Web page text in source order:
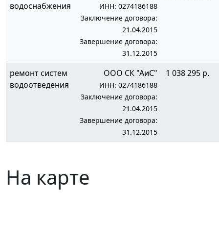
водоснабжения
ИНН: 0274186188
Заключение договора:
21.04.2015
Завершение договора:
31.12.2015
ремонт систем
водоотведения
ООО СК "АиС"
ИНН: 0274186188
Заключение договора:
21.04.2015
Завершение договора:
31.12.2015
1 038 295 р.
На карте